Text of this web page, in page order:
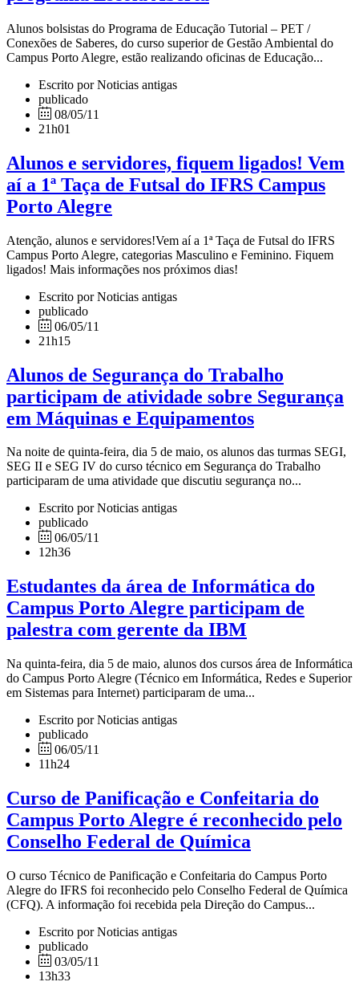
Alunos bolsistas do Programa de Educação Tutorial – PET /
Conexões de Saberes, do curso superior de Gestão Ambiental do
Campus Porto Alegre, estão realizando oficinas de Educação...
Escrito por Noticias antigas
publicado
08/05/11
21h01
Alunos e servidores, fiquem ligados! Vem
aí a 1ª Taça de Futsal do IFRS Campus
Porto Alegre
Atenção, alunos e servidores!Vem aí a 1ª Taça de Futsal do IFRS
Campus Porto Alegre, categorias Masculino e Feminino. Fiquem
ligados! Mais informações nos próximos dias!
Escrito por Noticias antigas
publicado
06/05/11
21h15
Alunos de Segurança do Trabalho
participam de atividade sobre Segurança
em Máquinas e Equipamentos
Na noite de quinta-feira, dia 5 de maio, os alunos das turmas SEGI,
SEG II e SEG IV do curso técnico em Segurança do Trabalho
participaram de uma atividade que discutiu segurança no...
Escrito por Noticias antigas
publicado
06/05/11
12h36
Estudantes da área de Informática do
Campus Porto Alegre participam de
palestra com gerente da IBM
Na quinta-feira, dia 5 de maio, alunos dos cursos área de Informática
do Campus Porto Alegre (Técnico em Informática, Redes e Superior
em Sistemas para Internet) participaram de uma...
Escrito por Noticias antigas
publicado
06/05/11
11h24
Curso de Panificação e Confeitaria do
Campus Porto Alegre é reconhecido pelo
Conselho Federal de Química
O curso Técnico de Panificação e Confeitaria do Campus Porto
Alegre do IFRS foi reconhecido pelo Conselho Federal de Química
(CFQ). A informação foi recebida pela Direção do Campus...
Escrito por Noticias antigas
publicado
03/05/11
13h33